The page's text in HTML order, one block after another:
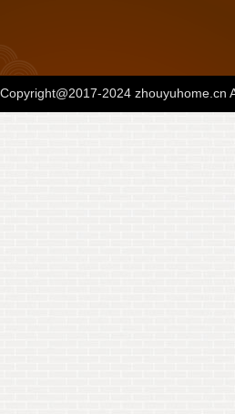
Copyright@2017-2024 zhouyuhome.cn